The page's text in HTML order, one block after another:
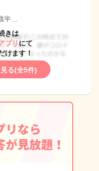
半…
きは
プリ にて
けます！
る(全5件)